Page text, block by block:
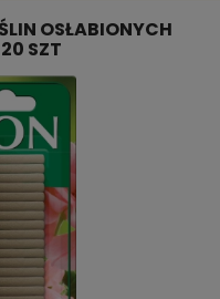
OSŁABIONYCH
SZT